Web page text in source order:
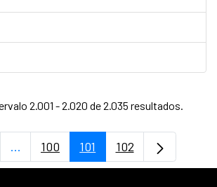
2.001 - 2.020 de 2.035 resultados.
...Páginas intermedias Use TAB para
Página
100 Página
101 Página
102